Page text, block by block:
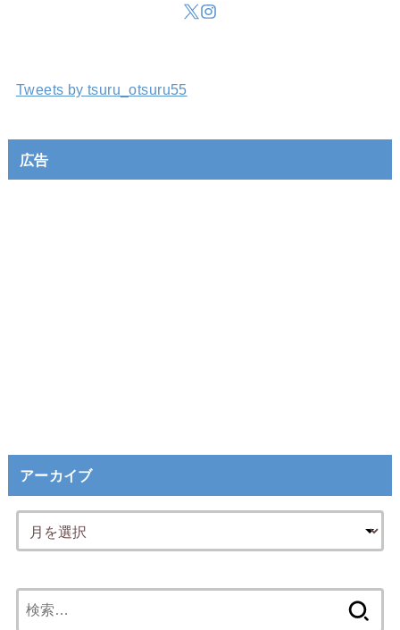
Tweets by tsuru_otsuru55
広告
アーカイブ